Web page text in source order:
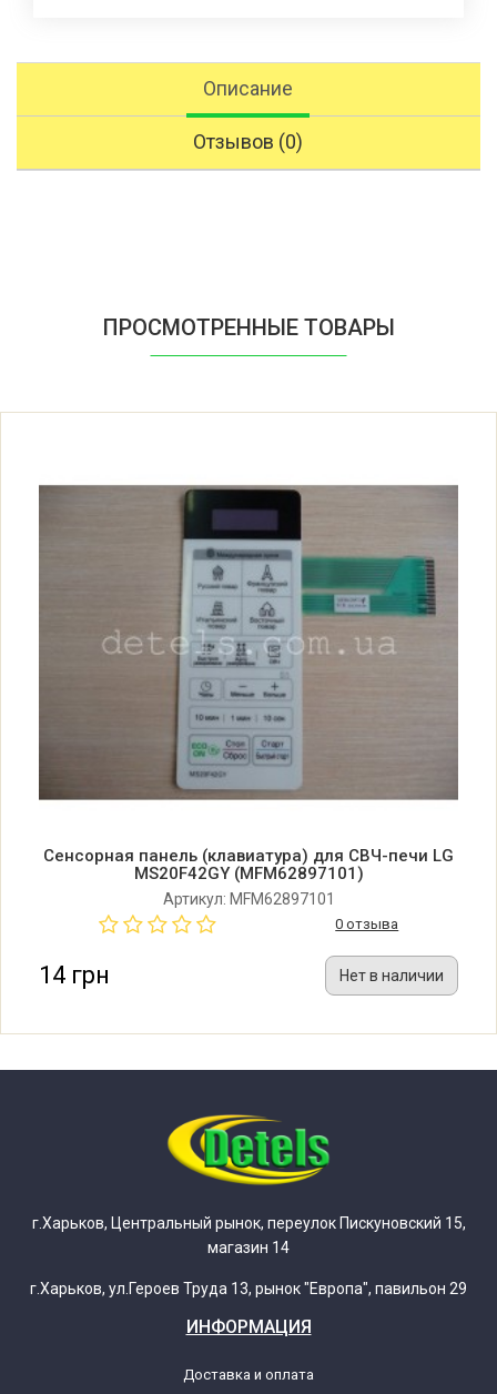
Описание
Отзывов (0)
ПРОСМОТРЕННЫЕ ТОВАРЫ
Сенсорная панель (клавиатура) для СВЧ-печи LG
MS20F42GY (MFM62897101)
Артикул: MFM62897101
0 отзыва
14 грн Нет в наличии
г.Харьков, Центральный рынок, переулок Пискуновский 15,
магазин 14
г.Харьков, ул.Героев Труда 13, рынок "Европа", павильон 29
ИНФОРМАЦИЯ
Доставка и оплата